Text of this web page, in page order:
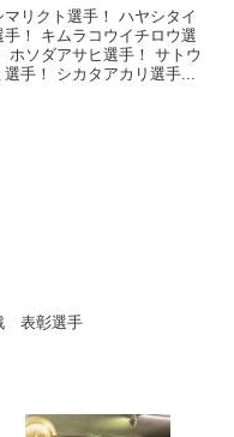
マリクト選手！ ハヤシタイ
手！ キムラコウイチロウ選
ホソダアサヒ選手！ サトウ
選手！ シカタアカリ選手...
表彰選手